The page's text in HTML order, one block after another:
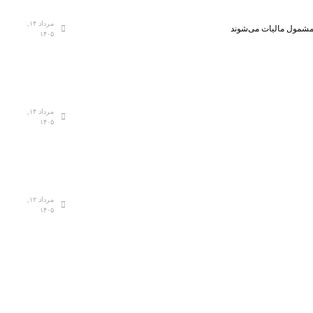
مشمول مالیات می‌شوند
۱۴۰۵
۱۴۰۵
۱۴۰۵